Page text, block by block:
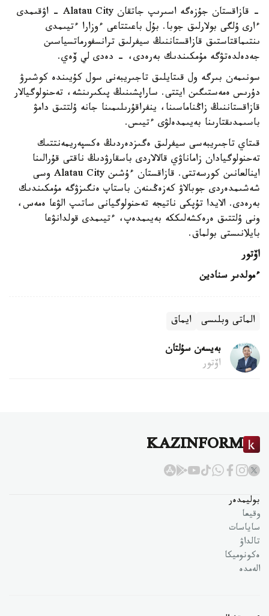
- قازاقستان جۇزەگە اسىرىپ جاتقان Alatau City - اۋقىمدى
ءارى ۇلگى بولارلىق جوبا. بۇل باعىتتاعى ءوزارا ءتيىمدى
ىنتىماقتاستىق قازاقستاننىڭ سيفرلىق ترانسفورماتسياسىن
جەدەلدەتۋگە مۇمكىندىك بەرەدى، - دەدى لي ۆەي.
سونىمەن بىرگە ول قىتايلىق تاجىريبەنى سول كۇيىندە كوشىرۋ
دۇرىس ەمەستىگىن ايتتى. ساراپشىنىڭ پىكىرىنشە، تەحنولوگيالار
قازاقستاننىڭ زاڭناماسىنا، ينفراقۇرىلىمىنا جانە ۇلتتىق دامۋ
باسىمدىقتارىنا بەيىمدەلۋى ءتيىس.
قىتاي تاجىريبەسى سيفرلىق ەگىزدەردىڭ ەكسپەريمەنتتىك
تەحنولوگيادان زاماناۋي قالالاردى باسقارۋدىڭ ناقتى قۇرالىنا
اينالعانىن كورسەتتى. قازاقستان ءۇشىن Alatau City وسى
شەشىمدەردى جوبالاۋ كەزەڭىنەن باستاپ ەنگىزۋگە مۇمكىندىك
بەرەدى. الايدا تۇپكى ناتيجە تەحنولوگيانى ساتىپ الۋعا ەمەس،
ونى ۇلتتىق ەرەكشەلىككە بەيىمدەپ، ءتيىمدى قولدانۋعا
بايلانىستى بولماق.
اۆتور
ءمولدىر سنادين
الماتى وبلىسى ايماق
بەيسەن سۇلتان
اۆتور
KAZINFORM
بوليمدەر
وقيعا
ساياسات
تالداۋ
ەكونوميكا
الەمدە